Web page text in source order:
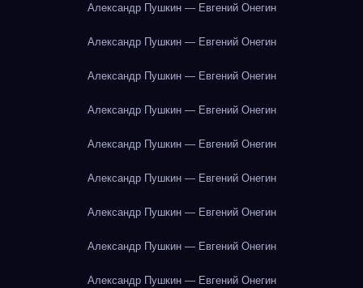
Александр Пушкин — Евгений Онегин
Александр Пушкин — Евгений Онегин
Александр Пушкин — Евгений Онегин
Александр Пушкин — Евгений Онегин
Александр Пушкин — Евгений Онегин
Александр Пушкин — Евгений Онегин
Александр Пушкин — Евгений Онегин
Александр Пушкин — Евгений Онегин
Александр Пушкин — Евгений Онегин